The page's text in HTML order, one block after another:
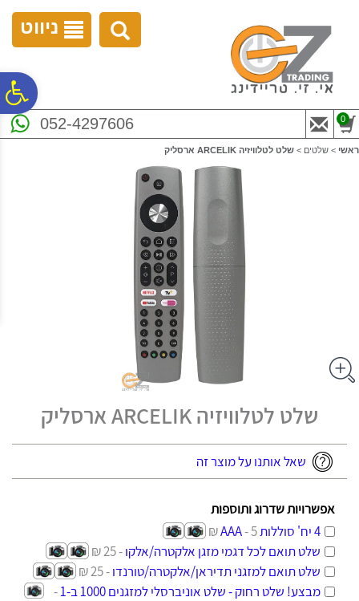
נגישות
ניווט
052-4297606 0
ראשי > שלטים > שלט לטלוויזיה ARCELIK ארסליק
שלט לטלוויזיה ARCELIK ארסליק
שאל אותנו על מוצר זה
אפשרויות שדרוג ותוספות
4 יח' סוללות AAA
- 5 ₪
שלט תואם לכל דגמי מזגן אלקטרה/אלקו- 25 ₪
שלט תואם למזגני תדיראן/אלקטרה/טורנדו- 25 ₪
מבצע! שלט רחוק - שלט אוניברסלי למזגנים 1000 ב-1
-